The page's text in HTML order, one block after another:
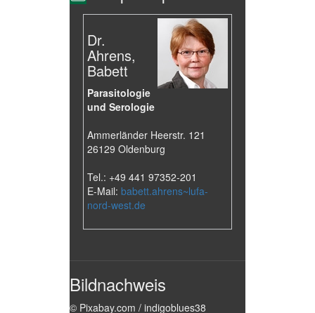
Dr.
Ahrens,
Babett
Parasitologie
und Serologie
Ammerländer Heerstr. 121
26129 Oldenburg
Tel.: +49 441 97352-201
E-Mail: babett.ahrens~lufa-
nord-west.de
Bildnachweis
© Pixabay.com / indigoblues38